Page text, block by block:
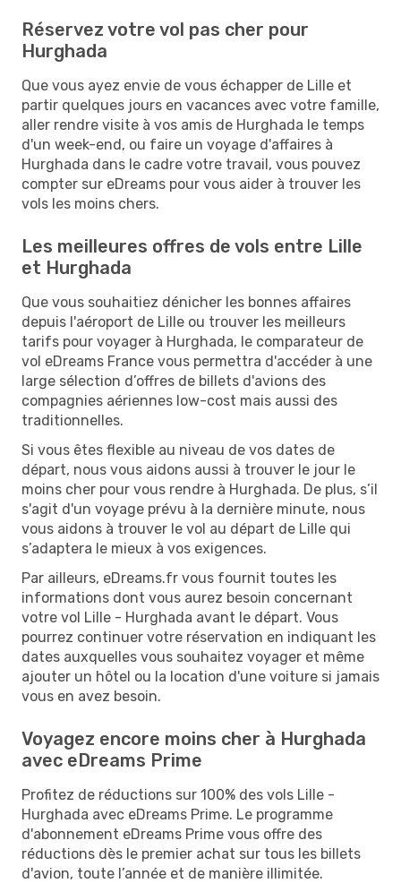
Réservez votre vol pas cher pour
Hurghada
Que vous ayez envie de vous échapper de Lille et
partir quelques jours en vacances avec votre famille,
aller rendre visite à vos amis de Hurghada le temps
d'un week-end, ou faire un voyage d'affaires à
Hurghada dans le cadre votre travail, vous pouvez
compter sur eDreams pour vous aider à trouver les
vols les moins chers.
Les meilleures offres de vols entre Lille
et Hurghada
Que vous souhaitiez dénicher les bonnes affaires
depuis l'aéroport de Lille ou trouver les meilleurs
tarifs pour voyager à Hurghada, le comparateur de
vol eDreams France vous permettra d'accéder à une
large sélection d’offres de billets d'avions des
compagnies aériennes low-cost mais aussi des
traditionnelles.
Si vous êtes flexible au niveau de vos dates de
départ, nous vous aidons aussi à trouver le jour le
moins cher pour vous rendre à Hurghada. De plus, s’il
s'agit d'un voyage prévu à la dernière minute, nous
vous aidons à trouver le vol au départ de Lille qui
s’adaptera le mieux à vos exigences.
Par ailleurs, eDreams.fr vous fournit toutes les
informations dont vous aurez besoin concernant
votre vol Lille - Hurghada avant le départ. Vous
pourrez continuer votre réservation en indiquant les
dates auxquelles vous souhaitez voyager et même
ajouter un hôtel ou la location d'une voiture si jamais
vous en avez besoin.
Voyagez encore moins cher à Hurghada
avec eDreams Prime
Profitez de réductions sur 100% des vols Lille -
Hurghada avec eDreams Prime. Le programme
d'abonnement eDreams Prime vous offre des
réductions dès le premier achat sur tous les billets
d'avion, toute l’année et de manière illimitée.